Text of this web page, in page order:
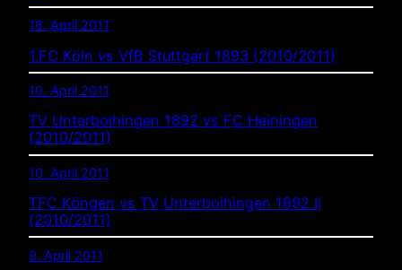
16. April 2011
1.FC Köln vs VfB Stuttgart 1893 (2010/2011)
10. April 2011
TV Unterboihingen 1892 vs FC Heiningen
(2010/2011)
10. April 2011
TFC Köngen vs TV Unterboihingen 1892 II
(2010/2011)
9. April 2011